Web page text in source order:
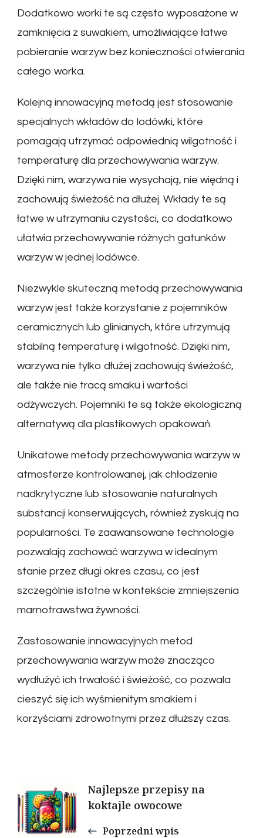
Dodatkowo worki te są często wyposażone w
zamknięcia z suwakiem, umożliwiające łatwe
pobieranie warzyw bez konieczności otwierania
całego worka.
Kolejną innowacyjną metodą jest stosowanie
specjalnych wkładów do lodówki, które
pomagają utrzymać odpowiednią wilgotność i
temperaturę dla przechowywania warzyw.
Dzięki nim, warzywa nie wysychają, nie więdną i
zachowują świeżość na dłużej. Wkłady te są
łatwe w utrzymaniu czystości, co dodatkowo
ułatwia przechowywanie różnych gatunków
warzyw w jednej lodówce.
Niezwykle skuteczną metodą przechowywania
warzyw jest także korzystanie z pojemników
ceramicznych lub glinianych, które utrzymują
stabilną temperaturę i wilgotność. Dzięki nim,
warzywa nie tylko dłużej zachowują świeżość,
ale także nie tracą smaku i wartości
odżywczych. Pojemniki te są także ekologiczną
alternatywą dla plastikowych opakowań.
Unikatowe metody przechowywania warzyw w
atmosferze kontrolowanej, jak chłodzenie
nadkrytyczne lub stosowanie naturalnych
substancji konserwujących, również zyskują na
popularności. Te zaawansowane technologie
pozwalają zachować warzywa w idealnym
stanie przez długi okres czasu, co jest
szczególnie istotne w kontekście zmniejszenia
marnotrawstwa żywności.
Zastosowanie innowacyjnych metod
przechowywania warzyw może znacząco
wydłużyć ich trwałość i świeżość, co pozwala
cieszyć się ich wyśmienitym smakiem i
korzyściami zdrowotnymi przez dłuższy czas.
Nawigacja
wpisu
Najlepsze przepisy na
koktajle owocowe
Poprzedni wpis